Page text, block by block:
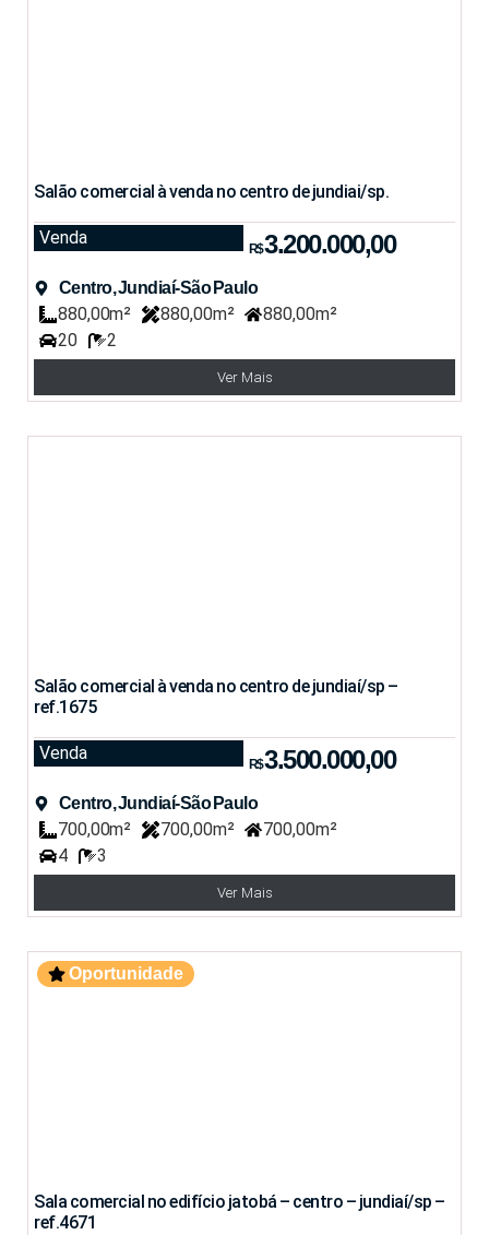
Salão comercial à venda no centro de jundiai/sp.
Venda
R$3.200.000,00
Centro, Jundiaí-São Paulo
880,00m² 880,00m²
880,00m²
20
2
Ver Mais
Salão comercial à venda no centro de jundiaí/sp –
ref.1675
Venda
R$3.500.000,00
Centro, Jundiaí-São Paulo
700,00m² 700,00m²
700,00m²
4
3
Ver Mais
Oportunidade
Sala comercial no edifício jatobá – centro – jundiaí/sp –
ref.4671